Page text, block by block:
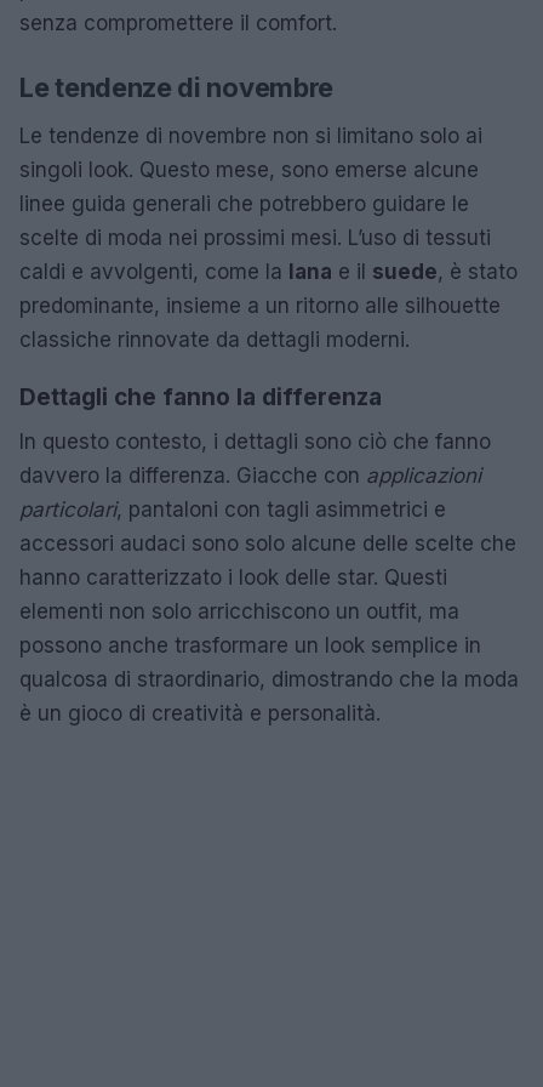
senza compromettere il comfort.
Le tendenze di novembre
Le tendenze di novembre non si limitano solo ai
singoli look. Questo mese, sono emerse alcune
linee guida generali che potrebbero guidare le
scelte di moda nei prossimi mesi. L’uso di tessuti
caldi e avvolgenti, come la lana e il suede, è stato
predominante, insieme a un ritorno alle silhouette
classiche rinnovate da dettagli moderni.
Dettagli che fanno la differenza
In questo contesto, i dettagli sono ciò che fanno
davvero la differenza. Giacche con applicazioni
particolari, pantaloni con tagli asimmetrici e
accessori audaci sono solo alcune delle scelte che
hanno caratterizzato i look delle star. Questi
elementi non solo arricchiscono un outfit, ma
possono anche trasformare un look semplice in
qualcosa di straordinario, dimostrando che la moda
è un gioco di creatività e personalità.